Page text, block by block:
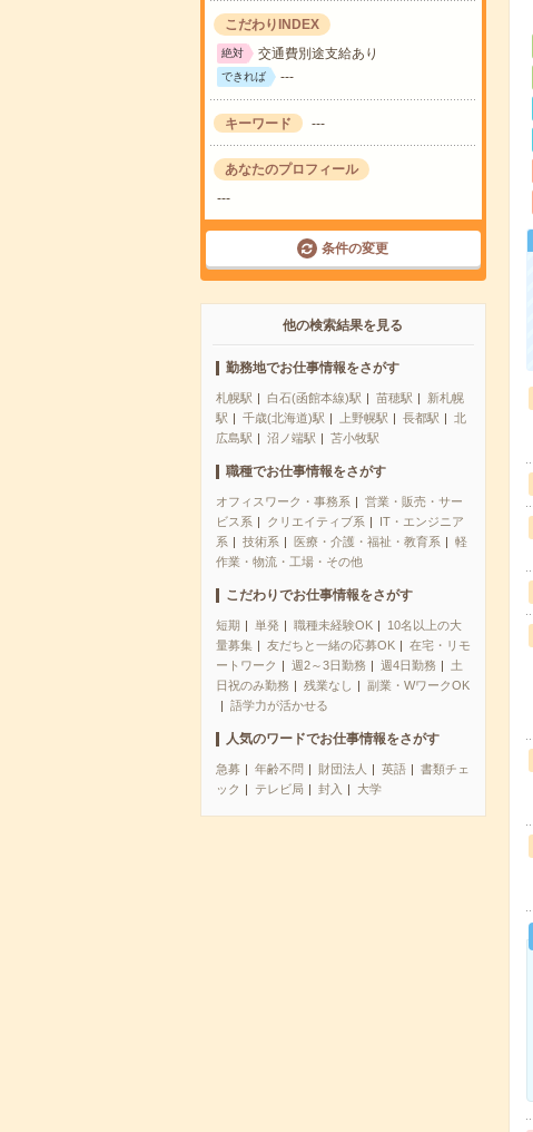
こだわりINDEX
絶対 交通費別途支給あり
できれば ---
キーワード ---
あなたのプロフィール
---
条件の変更
他の検索結果を見る
勤務地でお仕事情報をさがす
札幌駅 白石(函館本線)駅 苗穂駅
新札幌
駅
千歳(北海道)駅 上野幌駅 長都駅
北
広島駅
沼ノ端駅 苫小牧駅
職種でお仕事情報をさがす
オフィスワーク・事務系
営業・販売・サー
ビス系
クリエイティブ系
IT・エンジニア
系
技術系 医療・介護・福祉・教育系
軽
作業・物流・工場・その他
こだわりでお仕事情報をさがす
短期 単発 職種未経験OK
10名以上の大
量募集
友だちと一緒の応募OK
在宅・リモ
ートワーク
週2～3日勤務 週4日勤務
土
日祝のみ勤務
残業なし
副業・WワークOK
語学力が活かせる
人気のワードでお仕事情報をさがす
急募 年齢不問 財団法人 英語
書類チェ
ック
テレビ局 封入 大学